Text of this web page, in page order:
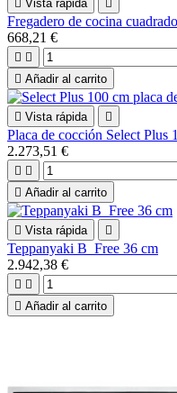
 Vista rápida 
Fregadero de cocina
668,21 €
 
 Añadir al carrito
 Vista rápida 
Placa de cocción Select Plus
2.273,51 €
 
 Añadir al carrito
 Vista rápida 
Teppanyaki B_Free 36 cm
2.942,38 €
 
 Añadir al carrito